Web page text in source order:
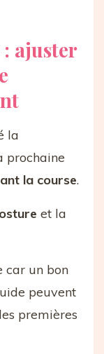
: ajuster
la
prochaine
la course.
et la
car un bon
peuvent
premières